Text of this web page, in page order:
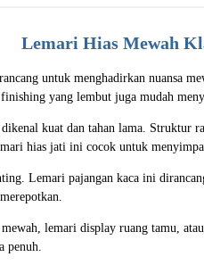
Lemari Hias Mewah
untuk menghadirkan nuansa
yang lembut juga mudah
kuat dan tahan lama. Struktur
hias jati ini cocok untuk
Lemari pajangan kaca ini
mewah, lemari display ruang tamu,
penuh.